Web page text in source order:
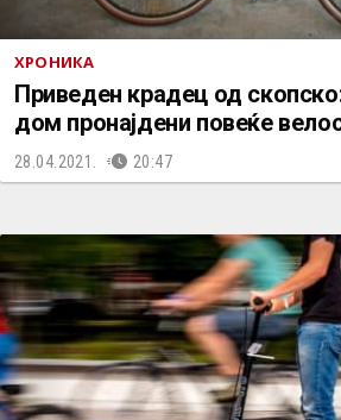
ХРОНИКА
Приведен крадец од
дом пронајдени повеќе
28.04.2021. 20:47